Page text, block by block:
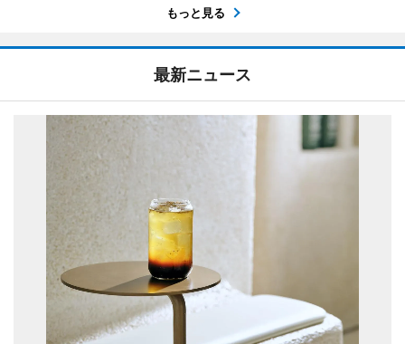
もっと見る
最新ニュース